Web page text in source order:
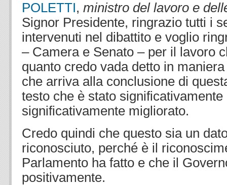
POLETTI, ministro del lavoro e
Signor Presidente, ringrazio tutti i
intervenuti nel dibattito e voglio
– Camera e Senato – per il lavoro
quanto credo vada detto in
che arriva alla conclusione di
testo che è stato
significativamente migliorato.
Credo quindi che questo sia un
riconosciuto, perché è il
Parlamento ha fatto e che il
positivamente.